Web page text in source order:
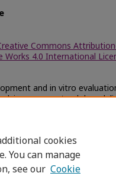
Commons
4.0 International
and in vitro
as parenteral drug
cookies
You can manage
see our Cookie